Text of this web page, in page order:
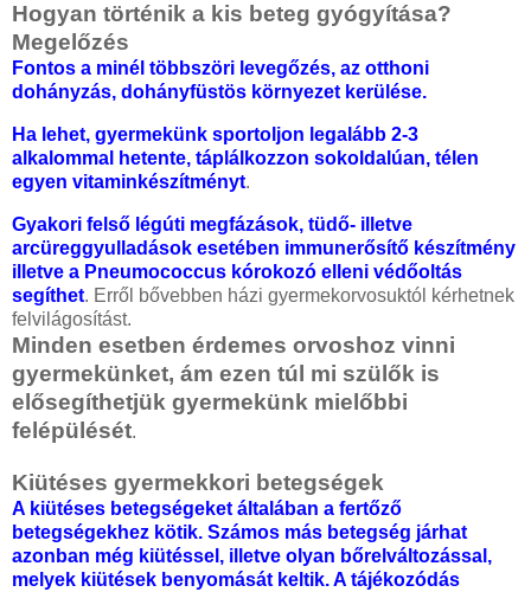
Hogyan történik a kis beteg gyógyítása?
Megelőzés
Fontos a minél többszöri levegőzés, az otthoni
dohányzás, dohányfüstös környezet kerülése.
Ha lehet, gyermekünk sportoljon legalább 2-3
alkalommal hetente, táplálkozzon sokoldalúan, télen
egyen vitaminkészítményt.
Gyakori felső légúti megfázások, tüdő- illetve
arcüreggyulladások esetében immunerősítő készítmény
illetve a Pneumococcus kórokozó elleni védőoltás
segíthet. Erről bővebben házi gyermekorvosuktól kérhetnek
felvilágosítást.
Minden esetben érdemes orvoshoz vinni
gyermekünket, ám ezen túl mi szülők is
elősegíthetjük gyermekünk mielőbbi
felépülését.
Kiütéses gyermekkori betegségek
A kiütéses betegségeket általában a fertőző
betegségekhez kötik. Számos más betegség járhat
azonban még kiütéssel, illetve olyan bőrelváltozással,
melyek kiütések benyomását keltik. A tájékozódás